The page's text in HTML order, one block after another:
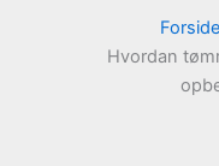
Forside
Hvordan